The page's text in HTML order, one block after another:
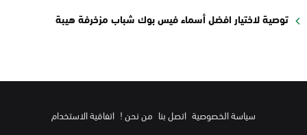
توصية لاختيار افضل أسماء فيس بوك شباب مزخرفة هيبة
سياسة الخصوصية اتصل بنا من نحن ! اتفاقية الاستخدام